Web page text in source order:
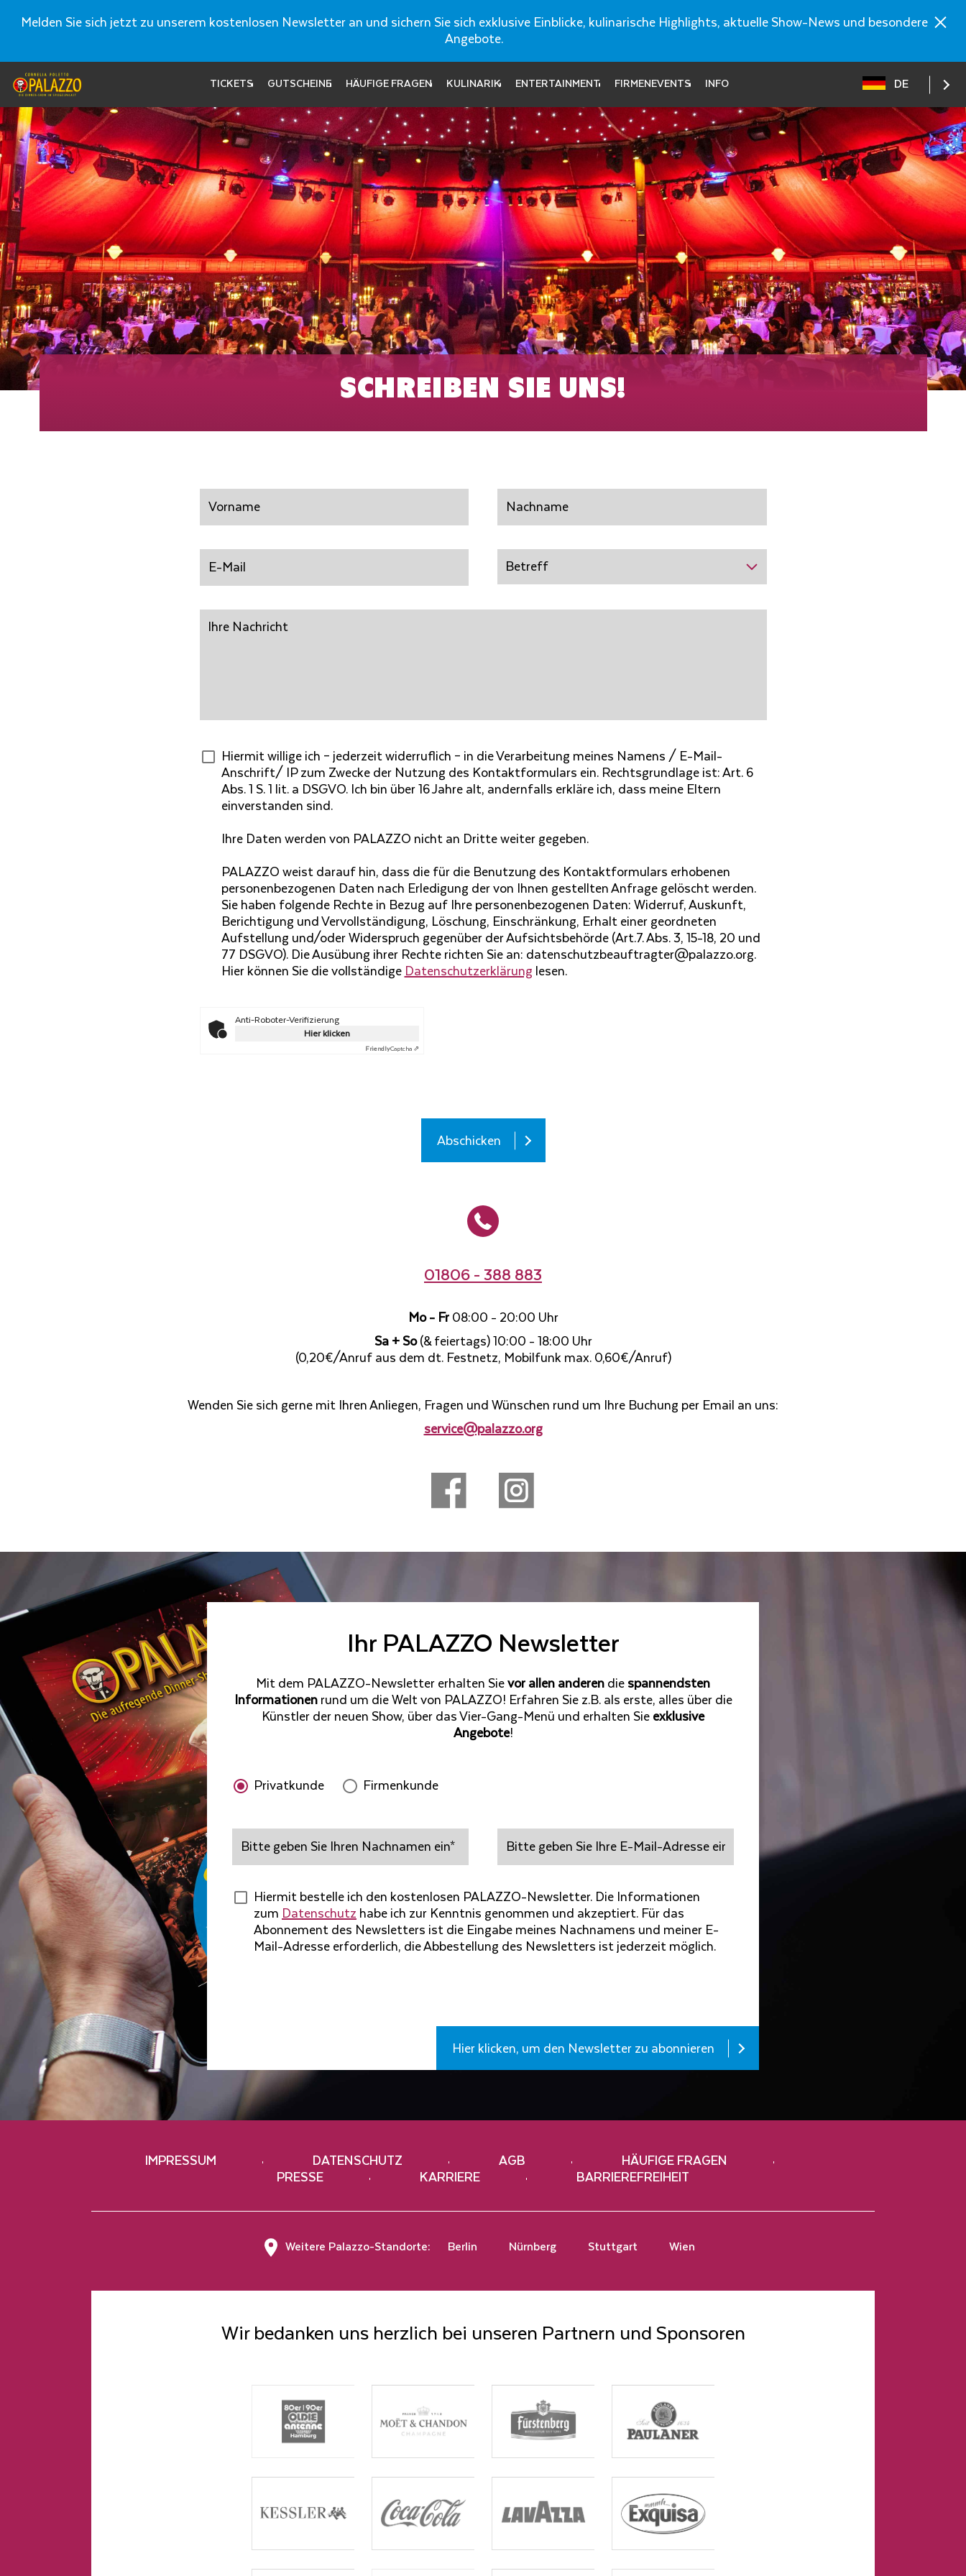
Melden Sie sich jetzt zu unserem kostenlosen Newsletter an und sichern Sie sich exklusive Einblicke, kulinarische Highlights, aktuelle Show-News und besondere
Angebote.
TICKETS GUTSCHEINE HÄUFIGE FRAGEN KULINARIK ENTERTAINMENT FIRMENEVENTS INFO DE
SCHREIBEN SIE UNS!
Mail
Nachricht
Hiermit willige ich – jederzeit widerruflich – in die Verarbeitung meines Namens / E-Mail-
Anschrift/ IP zum Zwecke der Nutzung des Kontaktformulars ein. Rechtsgrundlage ist: Art. 6
Abs. 1 S. 1 lit. a DSGVO. Ich bin über 16 Jahre alt, andernfalls erkläre ich, dass meine Eltern
einverstanden sind.
Ihre Daten werden von PALAZZO nicht an Dritte weiter gegeben.
PALAZZO weist darauf hin, dass die für die Benutzung des Kontaktformulars erhobenen
personenbezogenen Daten nach Erledigung der von Ihnen gestellten Anfrage gelöscht werden.
Sie haben folgende Rechte in Bezug auf Ihre personenbezogenen Daten: Widerruf, Auskunft,
Berichtigung und Vervollständigung, Löschung, Einschränkung, Erhalt einer geordneten
Aufstellung und/oder Widerspruch gegenüber der Aufsichtsbehörde (Art.7. Abs. 3, 15-18, 20 und
77 DSGVO). Die Ausübung ihrer Rechte richten Sie an: datenschutzbeauftragter@palazzo.org.
Hier können Sie die vollständige Datenschutzerklärung lesen.
Anti-Roboter-Verifizierung
Hier klicken
FriendlyCaptcha ⇗
Abschicken
01806 - 388 883
Mo - Fr 08:00 - 20:00 Uhr
Sa + So(& feiertags) 10:00 - 18:00 Uhr
(0,20€/Anruf aus dem dt. Festnetz, Mobilfunk max. 0,60€/Anruf)
Wenden Sie sich gerne mit Ihren Anliegen, Fragen und Wünschen rund um Ihre Buchung per Email an uns:
service@palazzo.org
Ihr PALAZZO Newsletter
Mit dem PALAZZO-Newsletter erhalten Sievor allen anderen die spannendsten
Informationenrund um die Welt von PALAZZO! Erfahren Sie z.B. als erste, alles über die
Künstler der neuen Show, über das Vier-Gang-Menü und erhalten Sie exklusive
Angebote!
Privatkunde Firmenkunde
geben
Sie
Nachnamen
geben
Sie
E-
Mail-
Adresse
ein*
Hiermit bestelle ich den kostenlosen PALAZZO-Newsletter. Die Informationen
zum Datenschutz habe ich zur Kenntnis genommen und akzeptiert. Für das
Abonnement des Newsletters ist die Eingabe meines Nachnamens und meiner E-
Mail-Adresse erforderlich, die Abbestellung des Newsletters ist jederzeit möglich.
Hier klicken, um den Newsletter zu abonnieren
IMPRESSUM DATENSCHUTZ AGB
HÄUFIGE FRAGEN
PRESSE
KARRIERE BARRIEREFREIHEIT
Weitere Palazzo-Standorte: Berlin Nürnberg Stuttgart Wien
Wir bedanken uns herzlich bei unseren Partnern und Sponsoren